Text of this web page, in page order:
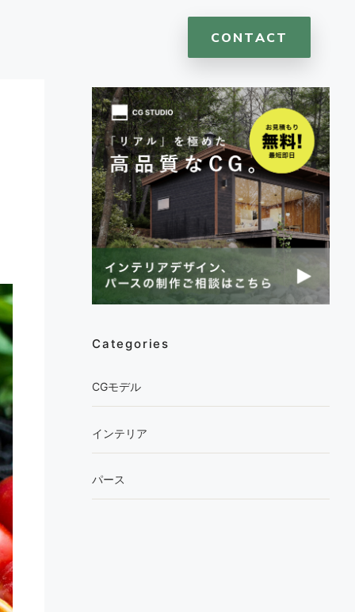
CONTACT
Categories
CGモデル
インテリア
パース